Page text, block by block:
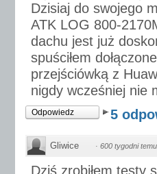
Dzisiaj do swojego
ATK LOG 800-
dachu jest już
spuściłem
przejściówką z
nigdy wcześniej nie
Odpowiedz 5
Gliwice · 600 tygodni temu
Dziś zrobiłem testy